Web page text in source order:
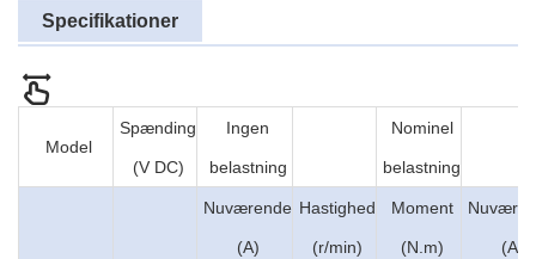
Specifikationer
Model
Spænding
(V DC)
Ingen
belastning
Nominel
belastning
Nuværende
(A)
Hastighed
(r/min)
Moment
(N.m) (A)